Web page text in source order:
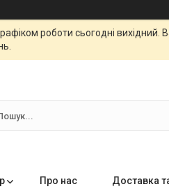
роботи сьогодні
Про нас Доставка